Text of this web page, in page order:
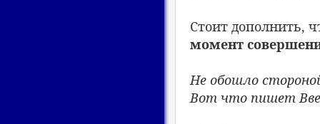
Стоит дополнить,
момент
Не обошло
Вот что пишет